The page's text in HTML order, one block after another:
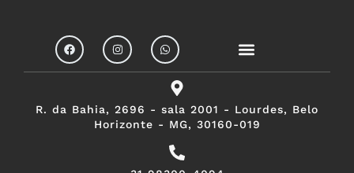
R. da Bahia, 2696 - sala 2001 - Lourdes, Belo
Horizonte - MG, 30160-019